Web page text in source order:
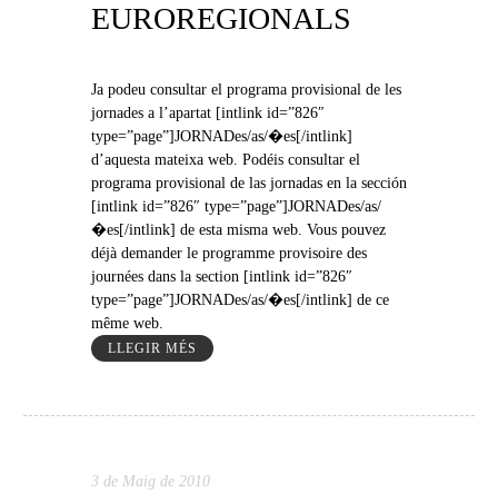
EUROREGIONALS
Ja podeu consultar el programa provisional de les
jornades a l’apartat [intlink id=”826″
type=”page”]JORNADes/as/�es[/intlink]
d’aquesta mateixa web. Podéis consultar el
programa provisional de las jornadas en la sección
[intlink id=”826″ type=”page”]JORNADes/as/
�es[/intlink] de esta misma web. Vous pouvez
déjà demander le programme provisoire des
journées dans la section [intlink id=”826″
type=”page”]JORNADes/as/�es[/intlink] de ce
même web.
LLEGIR MÉS
3 de Maig de 2010